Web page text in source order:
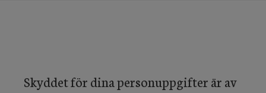
Skyddet för dina personuppgifter är av